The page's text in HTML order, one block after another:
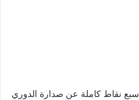
سبع نقاط كاملة عن صدارة الدوري